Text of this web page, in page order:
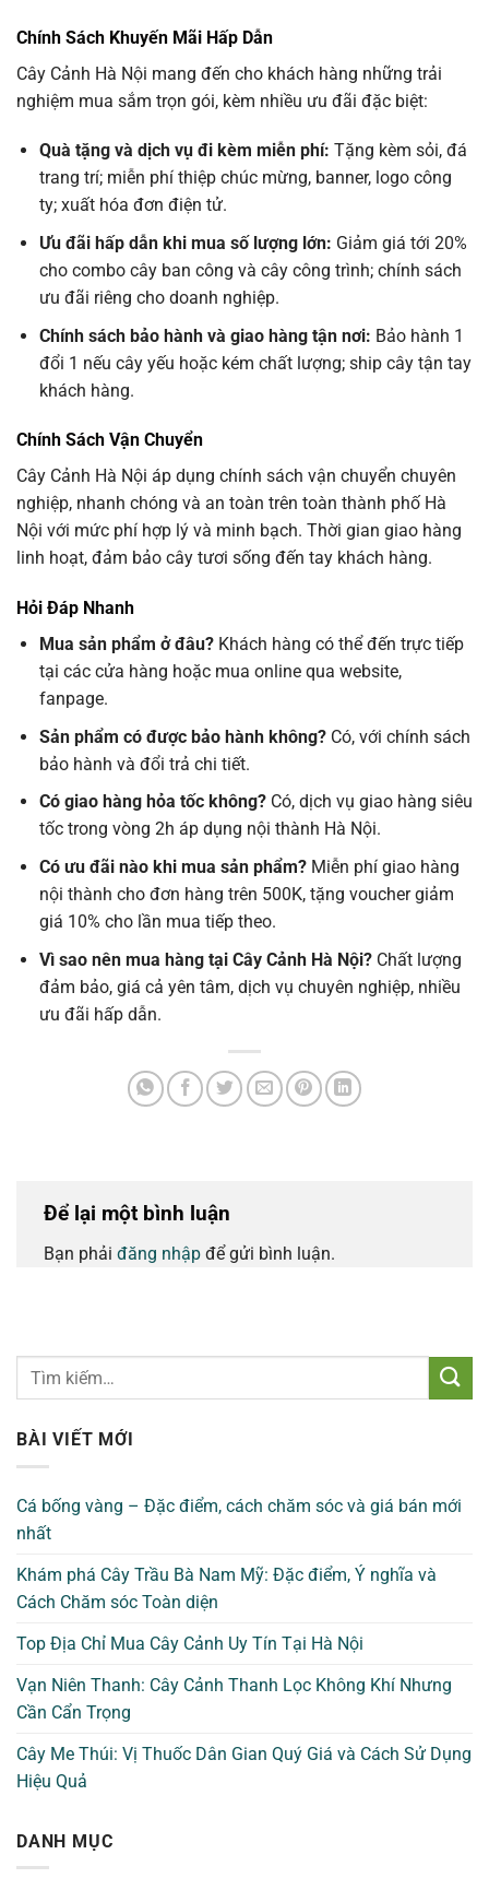
Chính Sách Khuyến Mãi Hấp Dẫn
Cây Cảnh Hà Nội mang đến cho khách hàng những trải
nghiệm mua sắm trọn gói, kèm nhiều ưu đãi đặc biệt:
Quà tặng và dịch vụ đi kèm miễn phí: Tặng kèm sỏi, đá
trang trí; miễn phí thiệp chúc mừng, banner, logo công
ty; xuất hóa đơn điện tử.
Ưu đãi hấp dẫn khi mua số lượng lớn: Giảm giá tới 20%
cho combo cây ban công và cây công trình; chính sách
ưu đãi riêng cho doanh nghiệp.
Chính sách bảo hành và giao hàng tận nơi: Bảo hành 1
đổi 1 nếu cây yếu hoặc kém chất lượng; ship cây tận tay
khách hàng.
Chính Sách Vận Chuyển
Cây Cảnh Hà Nội áp dụng chính sách vận chuyển chuyên
nghiệp, nhanh chóng và an toàn trên toàn thành phố Hà
Nội với mức phí hợp lý và minh bạch. Thời gian giao hàng
linh hoạt, đảm bảo cây tươi sống đến tay khách hàng.
Hỏi Đáp Nhanh
Mua sản phẩm ở đâu?Khách hàng có thể đến trực tiếp
tại các cửa hàng hoặc mua online qua website,
fanpage.
Sản phẩm có được bảo hành không?Có, với chính sách
bảo hành và đổi trả chi tiết.
Có giao hàng hỏa tốc không?Có, dịch vụ giao hàng siêu
tốc trong vòng 2h áp dụng nội thành Hà Nội.
Có ưu đãi nào khi mua sản phẩm?Miễn phí giao hàng
nội thành cho đơn hàng trên 500K, tặng voucher giảm
giá 10% cho lần mua tiếp theo.
Vì sao nên mua hàng tại Cây Cảnh Hà Nội?Chất lượng
đảm bảo, giá cả yên tâm, dịch vụ chuyên nghiệp, nhiều
ưu đãi hấp dẫn.
Để lại một bình luận
Bạn phải đăng nhập để gửi bình luận.
BÀI VIẾT MỚI
Cá bống vàng – Đặc điểm, cách chăm sóc và giá bán mới
nhất
Khám phá Cây Trầu Bà Nam Mỹ: Đặc điểm, Ý nghĩa và
Cách Chăm sóc Toàn diện
Top Địa Chỉ Mua Cây Cảnh Uy Tín Tại Hà Nội
Vạn Niên Thanh: Cây Cảnh Thanh Lọc Không Khí Nhưng
Cần Cẩn Trọng
Cây Me Thúi: Vị Thuốc Dân Gian Quý Giá và Cách Sử Dụng
Hiệu Quả
DANH MỤC